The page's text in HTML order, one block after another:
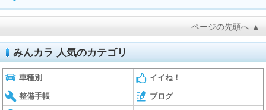
ページの先頭へ ▲
みんカラ 人気のカテゴリ
車種別 イイね！
整備手帳 ブログ